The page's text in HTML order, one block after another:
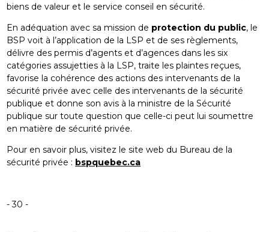
biens de valeur et le service conseil en sécurité.
En adéquation avec sa mission de protection du public, le
BSP voit à l’application de la LSP et de ses règlements,
délivre des permis d’agents et d’agences dans les six
catégories assujetties à la LSP, traite les plaintes reçues,
favorise la cohérence des actions des intervenants de la
sécurité privée avec celle des intervenants de la sécurité
publique et donne son avis à la ministre de la Sécurité
publique sur toute question que celle-ci peut lui soumettre
en matière de sécurité privée.
Pour en savoir plus, visitez le site web du Bureau de la
sécurité privée : bspquebec.ca
- 30 -